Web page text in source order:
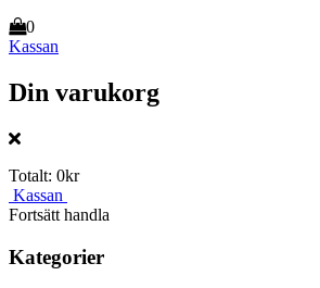
0
Kassan
Din varukorg
Totalt: 0kr
Kassan
Fortsätt handla
Kategorier